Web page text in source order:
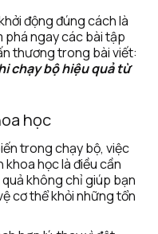
động đúng cách là
phá ngay các bài tập
chạy bộ hiệu quả từ
học
trong chạy bộ, việc
học là điều cần
không chỉ giúp bạn
cơ thể khỏi những tổn